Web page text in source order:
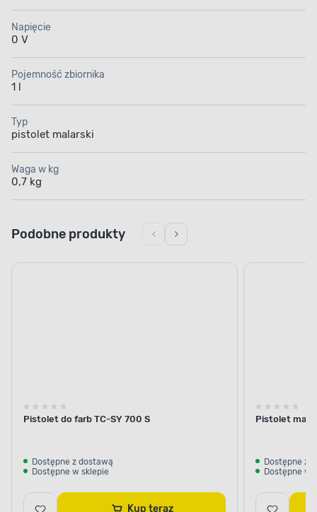
Napięcie
0 V
Pojemność zbiornika
1 l
Typ
pistolet malarski
Waga w kg
0,7 kg
Podobne produkty
Pistolet do farb TC-SY 700 S
Dostępne z dostawą
Dostępne w sklepie
Kup teraz
Pistolet
Dostępne z
Dostępne w